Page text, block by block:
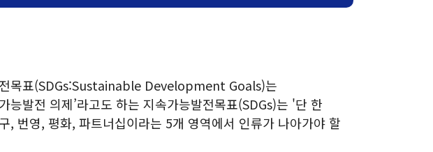
목표(SDGs:Sustainable Development Goals)는
발전 의제’라고도 하는 지속가능발전목표(SDGs)는 '단 한
번영, 평화, 파트너십이라는 5개 영역에서 인류가 나아가야 할